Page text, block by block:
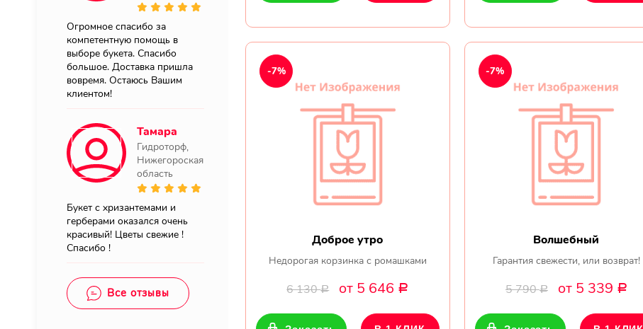
Огромное спасибо за
компетентную помощь в
выборе букета. Спасибо
большое. Доставка пришла
вовремя. Остаюсь Вашим
клиентом!
Тамара
Гидроторф,
Нижегороская
область
Букет с хризантемами и
герберами оказался очень
красивый! Цветы свежие !
Спасибо !
Все отзывы
Доброе утро
Недорогая корзинка с ромашками
6 130Р от 5 646 Р
-7%
Волшебный
Гарантия свежести, или возврат!
5 790Р от 5 339 Р
-7%